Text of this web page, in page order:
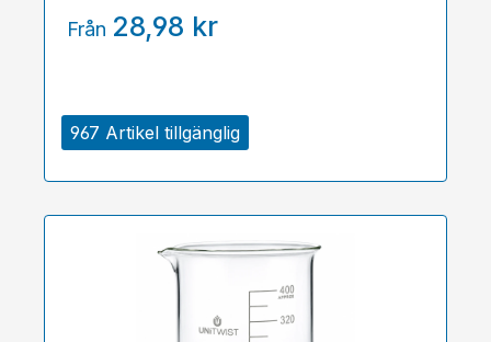
967 Artikel tillgänglig
Från 28,98 kr